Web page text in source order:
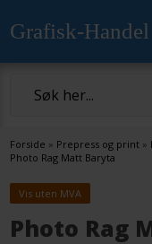
Grafisk-Handel
Forside » Prepress og print »
Photo Rag Matt Baryta
Vis uten MVA
Photo Rag